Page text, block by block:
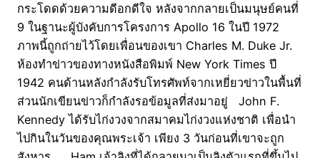
กระโดดด้วยความดีอกดีใจ หลังจากกลายเป็นมนุษย์คนที่
9 ในฐานะผู้บังคับการโครงการ Apollo 16 ในปี 1972
ภาพนี้ถูกถ่ายไว้โดยเพื่อนของเขา Charles M. Duke Jr.
ห้องทำข่าวของทางหนังสือพิมพ์ New York Times ปี
1942 คนด้านหลังกำลังรับโทรศัพท์จากเหยี่ยวข่าวในพื้นที่
ส่วนนักเขียนข่าวก็กำลังรอข้อมูลที่ส่งมาอยู่ John F.
Kennedy ได้รับไก่งวงจากสมาคมไก่งวงแห่งชาติ เพื่อนำ
ไปกินในวันของคุณพระเจ้า เพียง 3 วันก่อนที่เขาจะถูก